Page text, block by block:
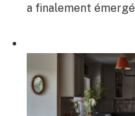
a finalement émergé